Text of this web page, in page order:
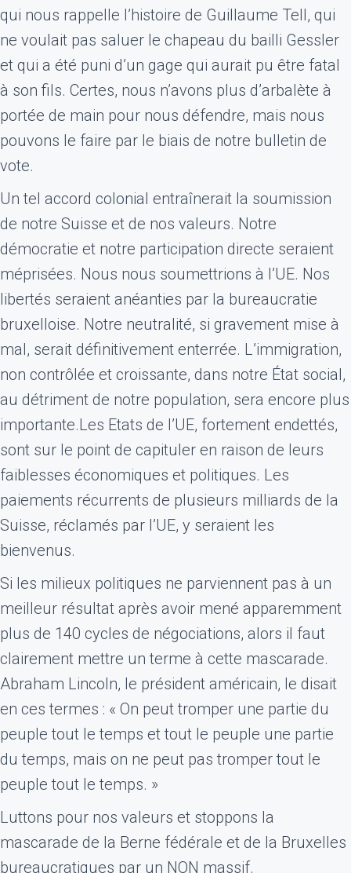
qui nous rappelle l’histoire de Guillaume Tell, qui
ne voulait pas saluer le chapeau du bailli Gessler
et qui a été puni d’un gage qui aurait pu être fatal
à son fils. Certes, nous n’avons plus d’arbalète à
portée de main pour nous défendre, mais nous
pouvons le faire par le biais de notre bulletin de
vote.
Un tel accord colonial entraînerait la soumission
de notre Suisse et de nos valeurs. Notre
démocratie et notre participation directe seraient
méprisées. Nous nous soumettrions à l’UE. Nos
libertés seraient anéanties par la bureaucratie
bruxelloise. Notre neutralité, si gravement mise à
mal, serait définitivement enterrée. L’immigration,
non contrôlée et croissante, dans notre État social,
au détriment de notre population, sera encore plus
importante.Les Etats de l’UE, fortement endettés,
sont sur le point de capituler en raison de leurs
faiblesses économiques et politiques. Les
paiements récurrents de plusieurs milliards de la
Suisse, réclamés par l’UE, y seraient les
bienvenus.
Si les milieux politiques ne parviennent pas à un
meilleur résultat après avoir mené apparemment
plus de 140 cycles de négociations, alors il faut
clairement mettre un terme à cette mascarade.
Abraham Lincoln, le président américain, le disait
en ces termes : « On peut tromper une partie du
peuple tout le temps et tout le peuple une partie
du temps, mais on ne peut pas tromper tout le
peuple tout le temps. »
Luttons pour nos valeurs et stoppons la
mascarade de la Berne fédérale et de la Bruxelles
bureaucratiques par un NON massif.